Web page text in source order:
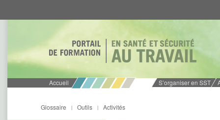
au
au
Accueil S’organiser en SST
Activités
Outils |
Glossaire |